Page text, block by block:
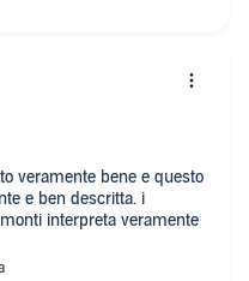
veramente bene e questo
e ben descritta. i
interpreta veramente